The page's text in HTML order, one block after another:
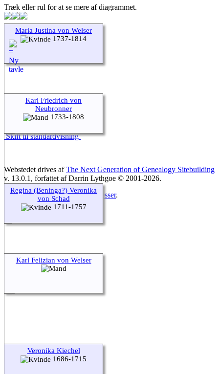
Træk eller rul for at se mere af diagrammet.
Maria Justina von Welser
1737-1814
Karl Friedrich von
Neubronner
1733-1808
Regina (Beninga?) Veronika
von Schad
1711-1757
Karl Felizian von Welser
Veronika Kiechel
1686-1715
Skift til standardvisning
Webstedet drives afThe Next Generation of Genealogy Sitebuilding
v. 13.0.1, forfattet af Darrin Lythgoe © 2001-2026.
Opdateres afPreben Gloggengiesser.